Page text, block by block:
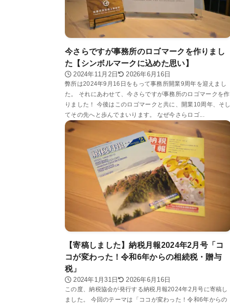
今さらですが事務所のロゴマークを作りまし
た【シンボルマークに込めた思い】
2024年11月2日 2026年6月16日
弊所は2024年9月16日をもって事務所開業9周年を迎えまし
た。 それにあわせて、今さらですが事務所のロゴマークを作
りました！ 今後はこのロゴマークと共に、開業10周年、そし
てその先へと歩んでまいります。 なぜ今さらロゴ...
【寄稿しました】納税月報2024年2月号「コ
コが変わった！令和6年からの相続税・贈与
税」
2024年1月31日 2026年6月16日
この度、納税協会が発行する納税月報2024年2月号に寄稿し
ました。 今回のテーマは「ココが変わった！令和6年からの